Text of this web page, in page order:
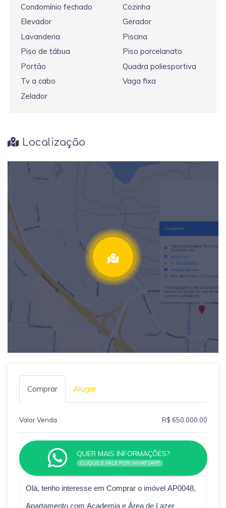
Condomínio fechado
Cozinha
Elevador
Gerador
Lavanderia
Piscina
Piso de tábua
Piso porcelanato
Portão
Quadra poliesportiva
Tv a cabo
Vaga fixa
Zelador
Localização
Comprar Alugar
Valor Venda R$ 650.000,00
QUER MAIS INFORMAÇÕES?
CLIQUE E FALE POR WHATSAPP